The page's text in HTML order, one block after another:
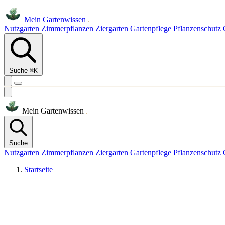
Mein Gartenwissen .
Nutzgarten Zimmerpflanzen Ziergarten Gartenpflege Pflanzenschutz
Suche ⌘K
Mein Gartenwissen .
Suche
Nutzgarten Zimmerpflanzen Ziergarten Gartenpflege Pflanzenschutz
Startseite